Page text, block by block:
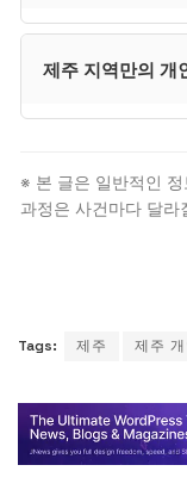
제한이 있어 분쟁
서귀포시 모두 제
제주 지역만의 개
제주특별자치도
자격 요건과 절차
※ 본 글은 일반적인
과정은 사건마다 달라
Tags: 제주 제주